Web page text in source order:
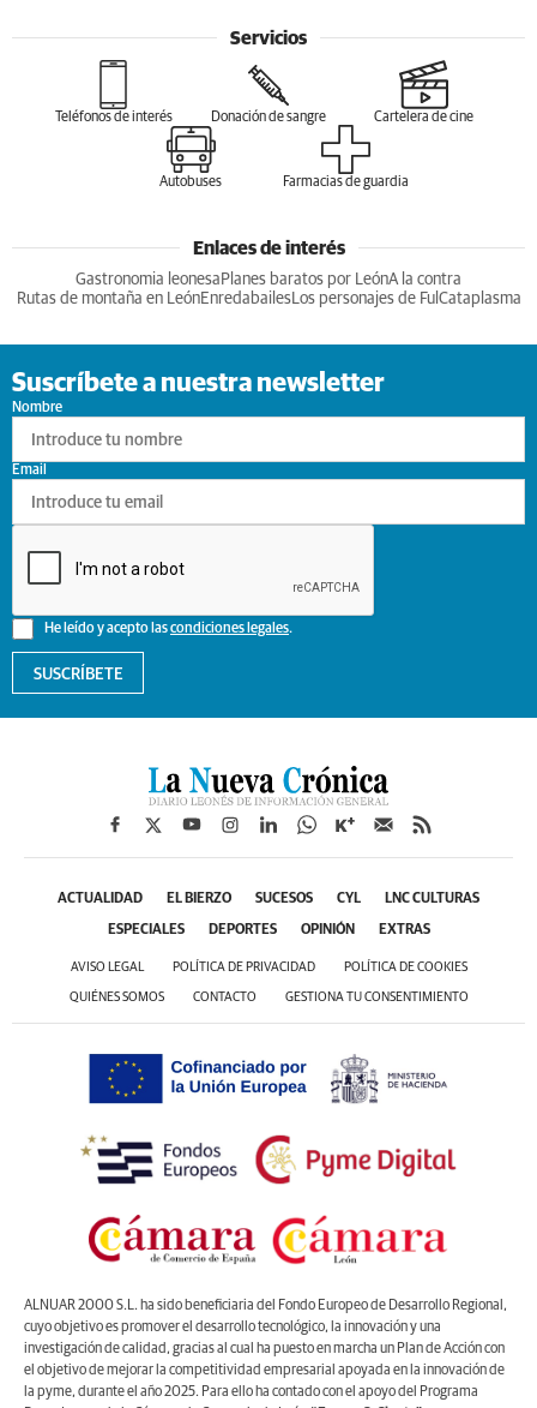
Servicios
Teléfonos de interés Donación de sangre Cartelera de cine
Autobuses Farmacias de guardia
Enlaces de interés
Gastronomia leonesa Planes baratos por LeónA la contra
Rutas de montaña en LeónEnredabailesLos personajes de Ful Cataplasma
Suscríbete a nuestra newsletter
Nombre
He leído y acepto lascondiciones legales.
Email
SUSCRÍBETE
ACTUALIDAD EL BIERZO SUCESOS CYL LNC CULTURAS
ESPECIALES DEPORTES OPINIÓN EXTRAS
AVISO LEGAL POLÍTICA DE PRIVACIDAD POLÍTICA DE COOKIES
QUIÉNES SOMOS CONTACTO GESTIONA TU CONSENTIMIENTO
ALNUAR 2000 S.L. ha sido beneficiaria del Fondo Europeo de Desarrollo Regional,
cuyo objetivo es promover el desarrollo tecnológico, la innovación y una
investigación de calidad, gracias al cual ha puesto en marcha un Plan de Acción con
el objetivo de mejorar la competitividad empresarial apoyada en la innovación de
la pyme, durante el año 2025. Para ello ha contado con el apoyo del Programa